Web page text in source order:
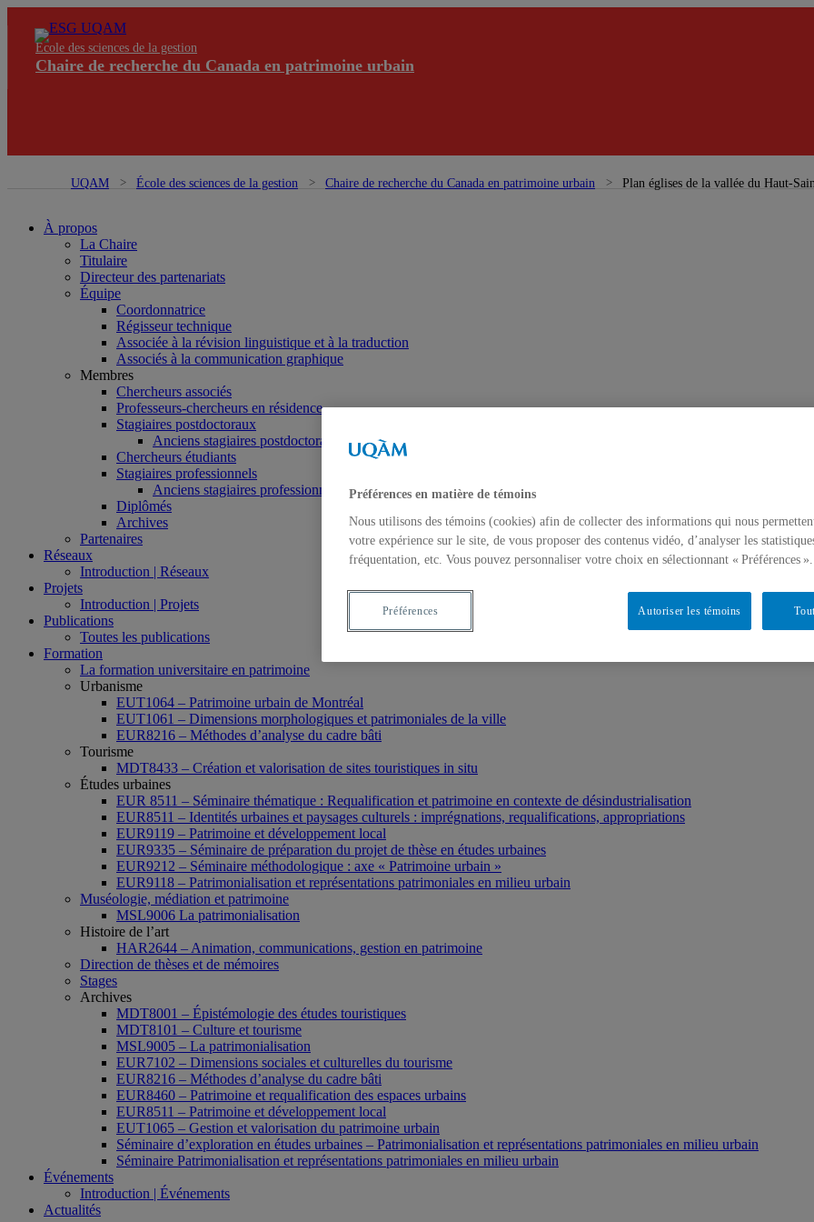
École des sciences de la gestion
Chaire de recherche du Canada en patrimoine urbain
UQAM École des sciences de la gestion Chaire de recherche du Canada en patrimoine urbain Plan églises de la vallée du Haut-
À propos
La Chaire
Titulaire
Directeur des partenariats
Équipe
Coordonnatrice
Régisseur technique
Associée à la révision linguistique et à la traduction
Associés à la communication graphique
Membres
Chercheurs associés
Professeurs-chercheurs en résidence
Stagiaires postdoctoraux
Anciens stagiaires postdoctoraux
Chercheurs étudiants
Stagiaires professionnels
Anciens stagiaires professionnels
Diplômés
Archives
Partenaires
Réseaux
Introduction | Réseaux
Projets
Introduction | Projets
Publications
Toutes les publications
Formation
La formation universitaire en patrimoine
Urbanisme
EUT1064 – Patrimoine urbain de Montréal
EUT1061 – Dimensions morphologiques et patrimoniales de la ville
EUR8216 – Méthodes d’analyse du cadre bâti
Tourisme
MDT8433 – Création et valorisation de sites touristiques in situ
Études urbaines
EUR 8511 – Séminaire thématique : Requalification et patrimoine en contexte de désindustrialisation
EUR8511 – Identités urbaines et paysages culturels : imprégnations, requalifications, appropriations
EUR9119 – Patrimoine et développement local
EUR9335 – Séminaire de préparation du projet de thèse en études urbaines
EUR9212 – Séminaire méthodologique : axe « Patrimoine urbain »
EUR9118 – Patrimonialisation et représentations patrimoniales en milieu urbain
Muséologie, médiation et patrimoine
MSL9006 La patrimonialisation
Histoire de l’art
HAR2644 – Animation, communications, gestion en patrimoine
Direction de thèses et de mémoires
Stages
Archives
MDT8001 – Épistémologie des études touristiques
MDT8101 – Culture et tourisme
MSL9005 – La patrimonialisation
EUR7102 – Dimensions sociales et culturelles du tourisme
EUR8216 – Méthodes d’analyse du cadre bâti
EUR8460 – Patrimoine et requalification des espaces urbains
EUR8511 – Patrimoine et développement local
EUT1065 – Gestion et valorisation du patrimoine urbain
Séminaire d’exploration en études urbaines – Patrimonialisation et représentations patrimoniales en milieu urbain
Séminaire Patrimonialisation et représentations patrimoniales en milieu urbain
Événements
Introduction | Événements
Actualités
Préférences en matière de témoins
Nous utilisons des témoins (cookies) afin de collecter des informations qui nous
votre expérience sur le site, de vous proposer des contenus vidéo, d’analyser les
fréquentation, etc. Vous pouvez personnaliser votre choix en sélectionnant « Préférences ».
Autoriser les témoins
Préférences